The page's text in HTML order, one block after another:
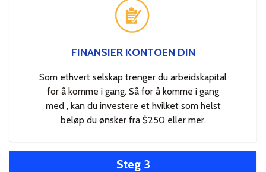
FINANSIER KONTOEN DIN
Som ethvert selskap trenger du arbeidskapital
for å komme i gang. Så for å komme i gang
med , kan du investere et hvilket som helst
beløp du ønsker fra $250 eller mer.
Steg 3